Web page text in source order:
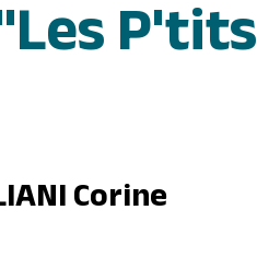
P'tits
Corine